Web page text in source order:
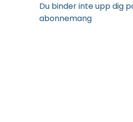
Du binder inte upp dig
abonnemang